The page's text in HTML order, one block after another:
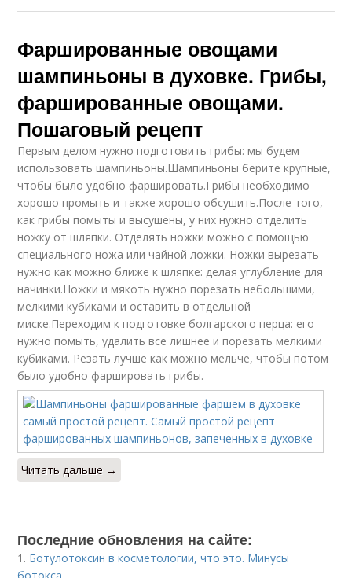
Фаршированные овощами
шампиньоны в духовке. Грибы,
фаршированные овощами.
Пошаговый рецепт
Первым делом нужно подготовить грибы: мы будем
использовать шампиньоны.Шампиньоны берите крупные,
чтобы было удобно фаршировать.Грибы необходимо
хорошо промыть и также хорошо обсушить.После того,
как грибы помыты и высушены, у них нужно отделить
ножку от шляпки. Отделять ножки можно с помощью
специального ножа или чайной ложки. Ножки вырезать
нужно как можно ближе к шляпке: делая углубление для
начинки.Ножки и мякоть нужно порезать небольшими,
мелкими кубиками и оставить в отдельной
миске.Переходим к подготовке болгарского перца: его
нужно помыть, удалить все лишнее и порезать мелкими
кубиками. Резать лучше как можно мельче, чтобы потом
было удобно фаршировать грибы.
Читать дальше →
Последние обновления на сайте:
1. Ботулотоксин в косметологии, что это. Минусы